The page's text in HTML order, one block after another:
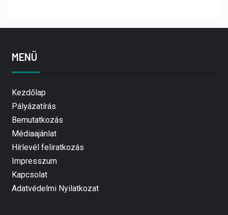
MENÜ
Kezdőlap
Pályázatírás
Bemutatkozás
Médiaajánlat
Hírlevél feliratkozás
Impresszum
Kapcsolat
Adatvédelmi Nyilatkozat